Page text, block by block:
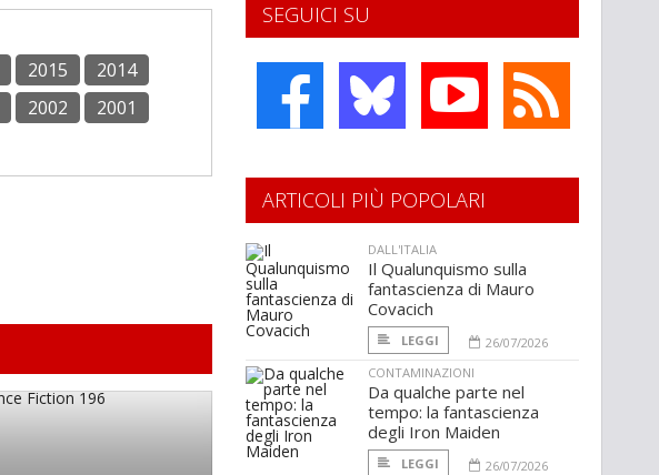
2015
2014
2002
2001
SEGUICI SU
ARTICOLI PIÙ POPOLARI
DALL'ITALIA
Il Qualunquismo sulla
fantascienza di Mauro
Covacich
LEGGI
26/07/2026
CONTAMINAZIONI
Da qualche parte nel
tempo: la fantascienza
degli Iron Maiden
LEGGI
26/07/2026